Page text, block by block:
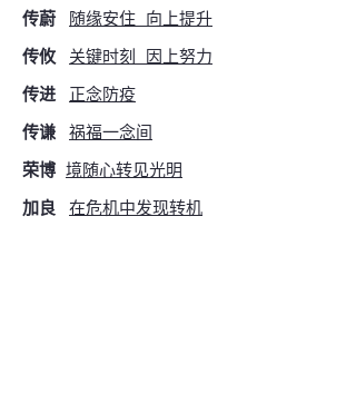
传蔚 随缘安住 向上提升
传攸 关键时刻因上努力
传进 正念防疫
传谦 祸福一念间
荣博 境随心转见光明
加良 在危机中发现转机